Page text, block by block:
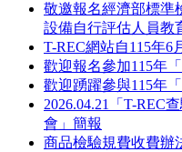
敬邀報名經濟部標準
設備自行評估人員教
T-REC網站自115年6
歡迎報名參加115年
歡迎踴躍參與115年
2026.04.21「T-REC
會」簡報
商品檢驗規費收費辦